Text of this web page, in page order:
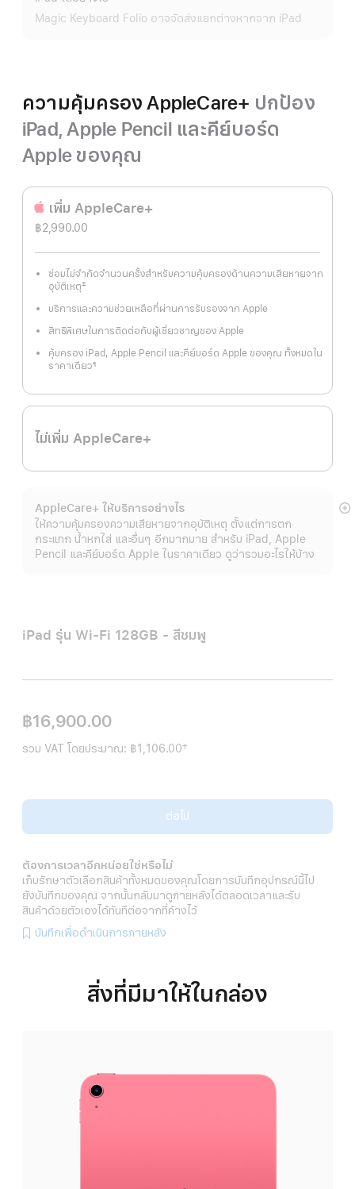
Magic Keyboard Folio อาจจัดส่งแยกต่างหากจาก iPad
ความคุ้มครอง AppleCare+ ปกป้อง
iPad, Apple Pencil และคีย์บอร์ด
Apple ของคุณ
เพิ่ม AppleCare+
฿2,990.00
ซ่อมไม่จำกัดจำนวนครั้งสำหรับความคุ้มครองด้านความเสียหายจาก
อุบัติเหตุ
เชิงอรรถ
‡
บริการและความช่วยเหลือที่ผ่านการรับรองจาก Apple
สิทธิพิเศษในการติดต่อกับผู้เชี่ยวชาญของ Apple
คุ้มครอง iPad, Apple Pencil และคีย์บอร์ด Apple ของคุณ ทั้งหมดใน
ราคาเดียว¶
ไม่เพิ่ม AppleCare+
AppleCare+ ให้บริการอย่างไร
ให้ความคุ้มครองความเสียหายจากอุบัติเหตุ ตั้งแต่การตก
กระแทก น้ำหกใส่ และอื่นๆ อีกมากมาย สำหรับ iPad, Apple
Pencil และคีย์บอร์ด Apple ในราคาเดียว ดูว่ารวมอะไรให้บ้าง
แ
iPad รุ่น Wi-Fi 128GB - สีชมพู
฿16,900.00
รวม VAT โดยประมาณ: ฿1,106.00†
ต่อไป
ต้องการเวลาอีกหน่อยใช่หรือไม่
เก็บรักษาตัวเลือกสินค้าทั้งหมดของคุณโดยการบันทึกอุปกรณ์นี้ไป
ยังบันทึกของคุณ จากนั้นกลับมาดูภายหลังได้ตลอดเวลาและรับ
สินค้าด้วยตัวเองได้ทันทีต่อจากที่ค้างไว้
บันทึกเพื่อดำเนินการภายหลัง
สิ่งที่มีมาให้ในกล่อง